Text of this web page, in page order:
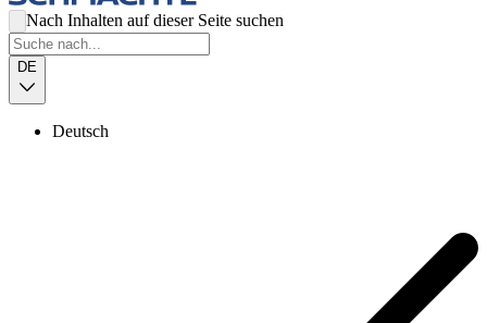
Nach Inhalten auf dieser Seite suchen
DE
Deutsch